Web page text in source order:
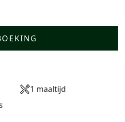
1 maaltijd